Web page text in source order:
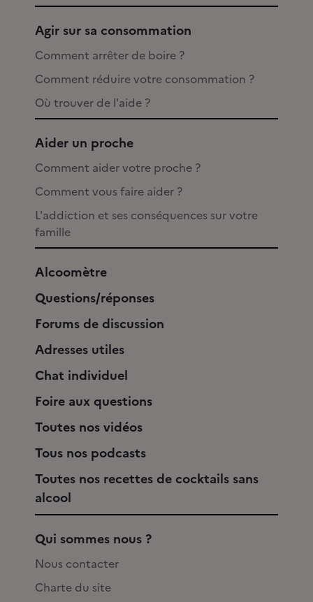
Agir sur sa consommation
Comment arrêter de boire ?
Comment réduire votre consommation ?
Où trouver de l'aide ?
Aider un proche
Comment aider votre proche ?
Comment vous faire aider ?
L'addiction et ses conséquences sur votre
famille
Alcoomètre
Questions/réponses
Forums de discussion
Adresses utiles
Chat individuel
Foire aux questions
Toutes nos vidéos
Tous nos podcasts
Toutes nos recettes de cocktails sans
alcool
Qui sommes nous ?
Nous contacter
Charte du site